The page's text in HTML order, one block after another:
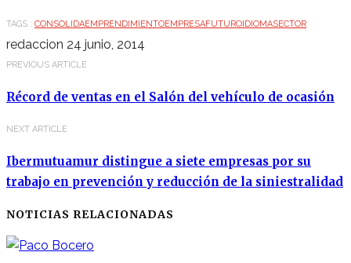
TAGS : CONSOLIDAEMPRENDIMIENTOEMPRESAFUTURO IDIOMASECTOR
redaccion 24 junio, 2014
PREVIOUS ARTICLE
Récord de ventas en el Salón del vehículo de ocasión
NEXT ARTICLE
Ibermutuamur distingue a siete empresas por su
trabajo en prevención y reducción de la siniestralidad
NOTICIAS RELACIONADAS